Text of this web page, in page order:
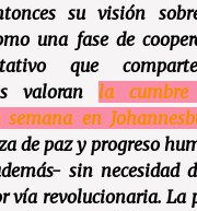
La OTAN acelera la
con un nuevo modelo de
permanente.
16/07/2026
Actos en Valencia y
represión del activismo por
16/07/2026
su visión
una fase de
que
valoranla
en
de paz y progreso
sin necesidad
vía revolucionaria. La